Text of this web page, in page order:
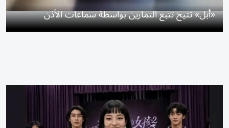
«أبل» تتيح تتبع التمارين بواسطة سماعات الأذن